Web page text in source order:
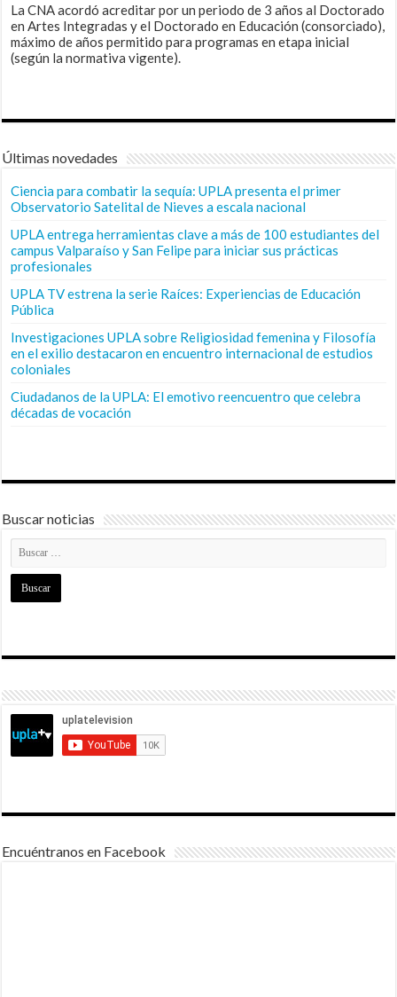
La CNA acordó acreditar por un periodo de 3 años al Doctorado
en Artes Integradas y el Doctorado en Educación (consorciado),
máximo de años permitido para programas en etapa inicial
(según la normativa vigente).
Últimas novedades
Ciencia para combatir la sequía: UPLA presenta el primer
Observatorio Satelital de Nieves a escala nacional
UPLA entrega herramientas clave a más de 100 estudiantes del
campus Valparaíso y San Felipe para iniciar sus prácticas
profesionales
UPLA TV estrena la serie Raíces: Experiencias de Educación
Pública
Investigaciones UPLA sobre Religiosidad femenina y Filosofía
en el exilio destacaron en encuentro internacional de estudios
coloniales
Ciudadanos de la UPLA: El emotivo reencuentro que celebra
décadas de vocación
Buscar noticias
Encuéntranos en Facebook